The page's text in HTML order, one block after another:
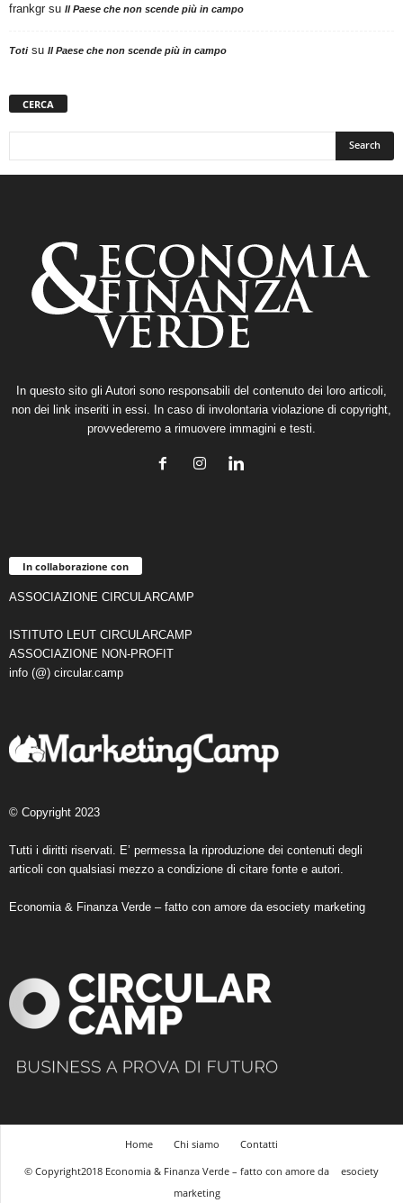
frankgr su Il Paese che non scende più in campo
Totisu Il Paese che non scende più in campo
CERCA
In questo sito gli Autori sono responsabili del contenuto dei loro articoli,
non dei link inseriti in essi. In caso di involontaria violazione di copyright,
provvederemo a rimuovere immagini e testi.
In collaborazione con
ASSOCIAZIONE CIRCULARCAMP
ISTITUTO LEUT CIRCULARCAMP
ASSOCIAZIONE NON-PROFIT
info (@) circular.camp
© Copyright 2023
Tutti i diritti riservati. E’ permessa la riproduzione dei contenuti degli
articoli con qualsiasi mezzo a condizione di citare fonte e autori.
Economia & Finanza Verde – fatto con amore da esociety marketing
Home Chi siamo
Contatti
© Copyright2018 Economia & Finanza Verde – fatto con amore da
esociety
marketing